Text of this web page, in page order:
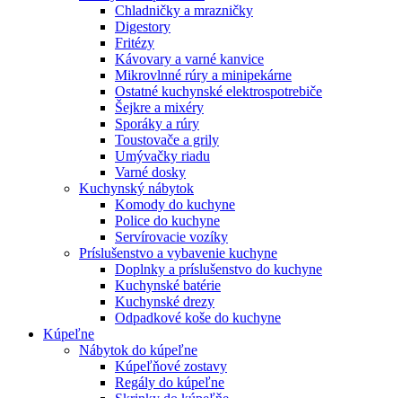
Chladničky a mrazničky
Digestory
Fritézy
Kávovary a varné kanvice
Mikrovlnné rúry a minipekárne
Ostatné kuchynské elektrospotrebiče
Šejkre a mixéry
Sporáky a rúry
Toustovače a grily
Umývačky riadu
Varné dosky
Kuchynský nábytok
Komody do kuchyne
Police do kuchyne
Servírovacie vozíky
Príslušenstvo a vybavenie kuchyne
Doplnky a príslušenstvo do kuchyne
Kuchynské batérie
Kuchynské drezy
Odpadkové koše do kuchyne
Kúpeľne
Nábytok do kúpeľne
Kúpeľňové zostavy
Regály do kúpeľne